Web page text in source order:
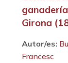
Girona
Autor/es:
Francesc